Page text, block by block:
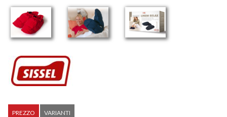
PREZZO VARIANTI